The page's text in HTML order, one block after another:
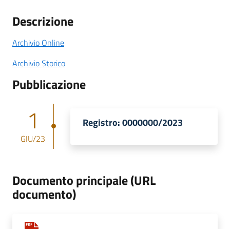
Descrizione
Archivio Online
Archivio Storico
Pubblicazione
1
GIU/23
Registro: 0000000/2023
Documento principale (URL
documento)